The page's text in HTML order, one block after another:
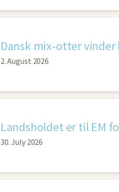
Dansk mix-otter vinder
2. August 2026
Landsholdet er til EM
30. July 2026